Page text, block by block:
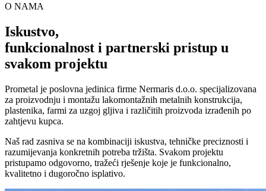
O NAMA
Iskustvo,
funkcionalnost i partnerski pristup u
svakom projektu
Prometal je poslovna jedinica firme Nermaris d.o.o. specijalizovana
za proizvodnju i montažu lakomontažnih metalnih konstrukcija,
plastenika, farmi za uzgoj gljiva i različitih proizvoda izrađenih po
zahtjevu kupca.
Naš rad zasniva se na kombinaciji iskustva, tehničke preciznosti i
razumijevanja konkretnih potreba tržišta. Svakom projektu
pristupamo odgovorno, tražeći rješenje koje je funkcionalno,
kvalitetno i dugoročno isplativo.